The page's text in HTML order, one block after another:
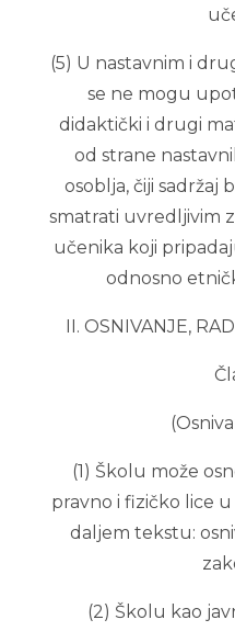
(5) U nastavnim i
se ne mogu
didaktički i drugi
od strane
osoblja, čiji sadržaj
smatrati uvredljivim
učenika koji
odnosno
II. OSNIVANJE,
(1) Školu može
pravno i fizičko lice
daljem tekstu:
(2) Školu kao